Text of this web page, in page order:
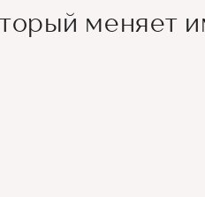
меняет